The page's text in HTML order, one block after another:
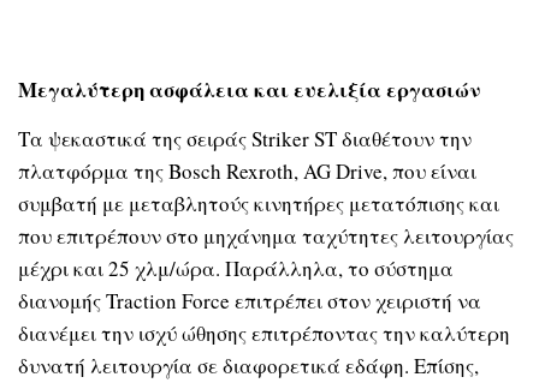
Μεγαλύτερη ασφάλεια και ευελιξία εργασιών
Τα ψεκαστικά της σειράς Striker ST διαθέτουν την
πλατφόρμα της Bosch Rexroth, AG Drive, που είναι
συμβατή με μεταβλητούς κινητήρες μετατόπισης και
που επιτρέπουν στο μηχάνημα ταχύτητες λειτουργίας
μέχρι και 25 χλμ/ώρα. Παράλληλα, το σύστημα
διανομής Traction Force επιτρέπει στον χειριστή να
διανέμει την ισχύ ώθησης επιτρέποντας την καλύτερη
δυνατή λειτουργία σε διαφορετικά εδάφη. Επίσης,